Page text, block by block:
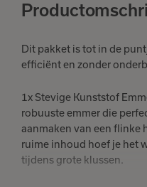
Dit pakket is tot in de
efficiënt en zonder
1x Stevige Kunststof
robuuste emmer die
aanmaken van een flinke
ruime inhoud hoef je het
tijdens grote klussen.